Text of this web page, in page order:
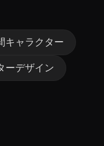
キャラクター
ーデザイン